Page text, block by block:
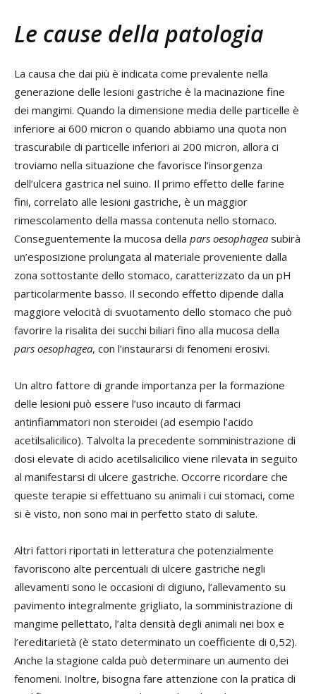
Le cause della patologia
La causa che dai più è indicata come prevalente nella
generazione delle lesioni gastriche è la macinazione fine
dei mangimi. Quando la dimensione media delle particelle è
inferiore ai 600 micron o quando abbiamo una quota non
trascurabile di particelle inferiori ai 200 micron, allora ci
troviamo nella situazione che favorisce l’insorgenza
dell’ulcera gastrica nel suino. Il primo effetto delle farine
fini, correlato alle lesioni gastriche, è un maggior
rimescolamento della massa contenuta nello stomaco.
Conseguentemente la mucosa della pars oesophagea subirà
un’esposizione prolungata al materiale proveniente dalla
zona sottostante dello stomaco, caratterizzato da un pH
particolarmente basso. Il secondo effetto dipende dalla
maggiore velocità di svuotamento dello stomaco che può
favorire la risalita dei succhi biliari fino alla mucosa della
pars oesophagea, con l’instaurarsi di fenomeni erosivi.
Un altro fattore di grande importanza per la formazione
delle lesioni può essere l’uso incauto di farmaci
antinfiammatori non steroidei (ad esempio l’acido
acetilsalicilico). Talvolta la precedente somministrazione di
dosi elevate di acido acetilsalicilico viene rilevata in seguito
al manifestarsi di ulcere gastriche. Occorre ricordare che
queste terapie si effettuano su animali i cui stomaci, come
si è visto, non sono mai in perfetto stato di salute.
Altri fattori riportati in letteratura che potenzialmente
favoriscono alte percentuali di ulcere gastriche negli
allevamenti sono le occasioni di digiuno, l’allevamento su
pavimento integralmente grigliato, la somministrazione di
mangime pellettato, l’alta densità degli animali nei box e
l’ereditarietà (è stato determinato un coefficiente di 0,52).
Anche la stagione calda può determinare un aumento dei
fenomeni. Inoltre, bisogna fare attenzione con la pratica di